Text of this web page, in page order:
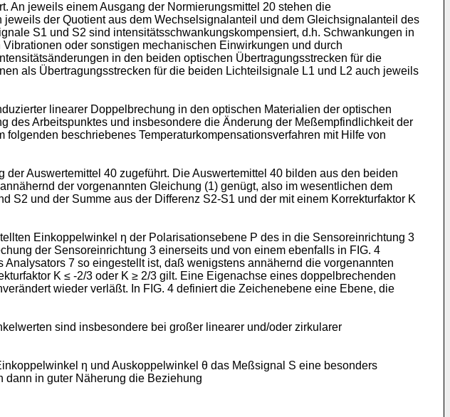
An jeweils einem Ausgang der Normierungsmittel 20 stehen die
der Quotient aus dem Wechselsignalanteil und dem Gleichsignalanteil des
S1 und S2 sind intensitätsschwankungskompensiert, d.h. Schwankungen in
oder sonstigen mechanischen Einwirkungen und durch
in den beiden optischen Übertragungsstrecken für die
als Übertragungsstrecken für die beiden Lichteilsignale L1 und L2 auch jeweils
linearer Doppelbrechung in den optischen Materialien der optischen
des Arbeitspunktes und insbesondere die Änderung der Meßempfindlichkeit der
beschriebenes Temperaturkompensationsverfahren mit Hilfe von
Auswertemittel 40 zugeführt. Die Auswertemittel 40 bilden aus den beiden
der vorgenannten Gleichung (1) genügt, also im wesentlichen dem
und der Summe aus der Differenz S2-S1 und der mit einem Korrekturfaktor K
Einkoppelwinkel η der Polarisationsebene P des in die Sensoreinrichtung 3
der Sensoreinrichtung 3 einerseits und von einem ebenfalls in FIG. 4
7 so eingestellt ist, daß wenigstens annähernd die vorgenannten
K ≤ -2/3 oder K ≥ 2/3 gilt. Eine Eigenachse eines doppelbrechenden
wieder verläßt. In FIG. 4 definiert die Zeichenebene eine Ebene, die
sind insbesondere bei großer linearer und/oder zirkularer
η und Auskoppelwinkel θ das Meßsignal S eine besonders
in guter Näherung die Beziehung